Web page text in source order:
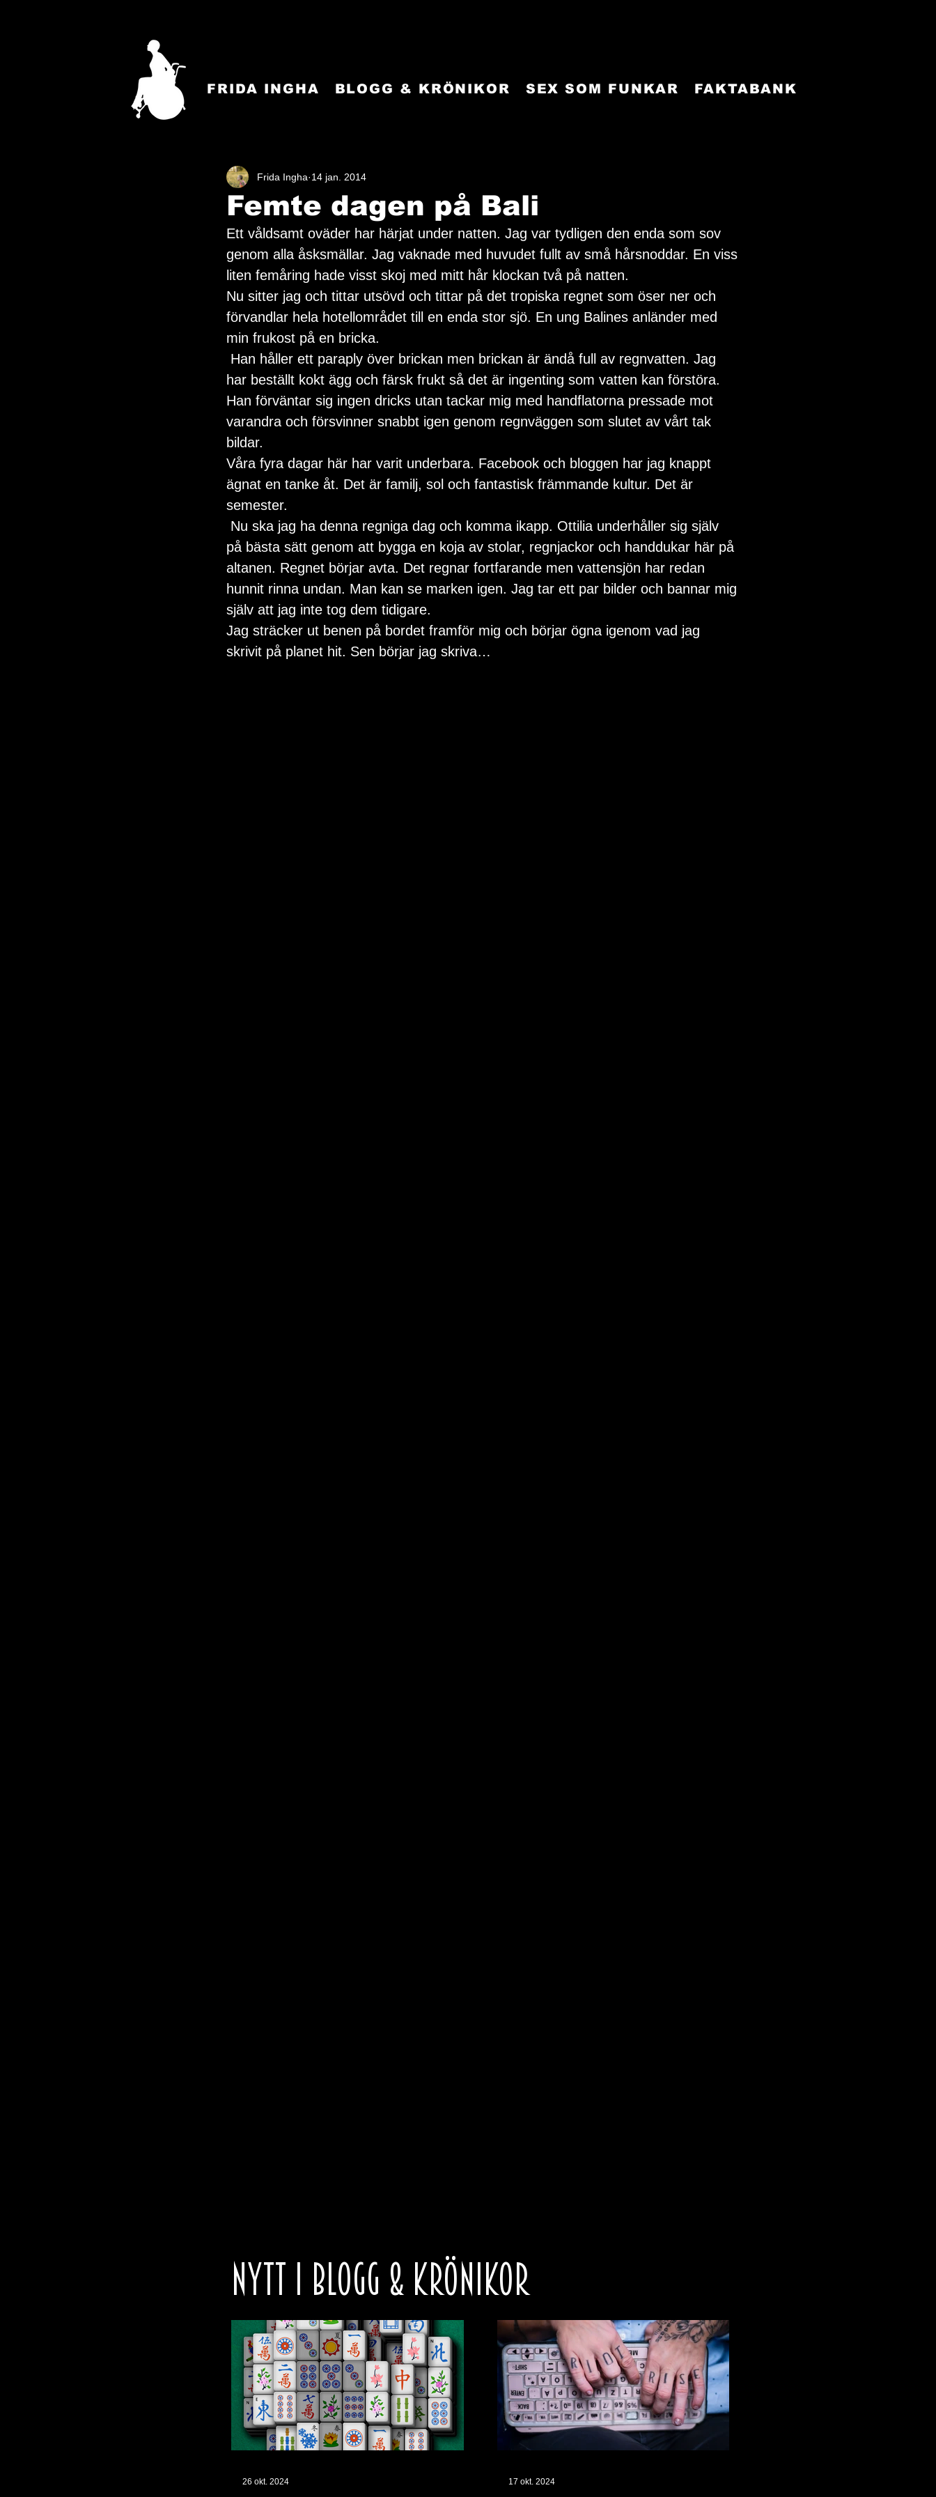
FRIDA INGHA BLOGG & KRÖNIKOR SEX SOM FUNKAR FAKTABANK
Femte dagen på Bali
Frida Ingha 14 jan. 2014
Ett våldsamt oväder har härjat under natten. Jag var tydligen den enda som sov
genom alla åsksmällar. Jag vaknade med huvudet fullt av små hårsnoddar. En viss
liten femåring hade visst skoj med mitt hår klockan två på natten.
Nu sitter jag och tittar utsövd och tittar på det tropiska regnet som öser ner och
förvandlar hela hotellområdet till en enda stor sjö. En ung Balines anländer med
min frukost på en bricka.
har beställt kokt ägg och färsk frukt så det är ingenting som vatten kan förstöra.
Han förväntar sig ingen dricks utan tackar mig med handflatorna pressade mot
varandra och försvinner snabbt igen genom regnväggen som slutet av vårt tak
bildar.
Våra fyra dagar här har varit underbara. Facebook och bloggen har jag knappt
ägnat en tanke åt. Det är familj, sol och fantastisk främmande kultur. Det är
semester.
på bästa sätt genom att bygga en koja av stolar, regnjackor och handdukar här på
altanen. Regnet börjar avta. Det regnar fortfarande men vattensjön har redan
hunnit rinna undan. Man kan se marken igen. Jag tar ett par bilder och bannar mig
själv att jag inte tog dem tidigare.
Jag sträcker ut benen på bordet framför mig och börjar ögna igenom vad jag
skrivit på planet hit. Sen börjar jag skriva…
NYTT I BLOGG & KRÖNIKOR
26 okt. 2024 17 okt. 2024